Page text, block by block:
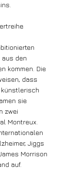
aus den
kommen. Die
dass
sie
zwei
Montreux.
Jiggs
Morrison
auf.